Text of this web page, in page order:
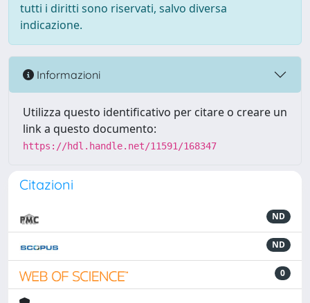
tutti i diritti sono riservati, salvo diversa
indicazione.
Informazioni
Utilizza questo identificativo per citare o creare un
link a questo documento:
https://hdl.handle.net/11591/168347
Citazioni
ND
ND
0